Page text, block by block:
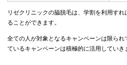
リゼクリニックの脇脱毛は、学割を利用す
ることができます。
全ての人が対象となるキャンペーンは限ら
ているキャンペーンは積極的に活用していき